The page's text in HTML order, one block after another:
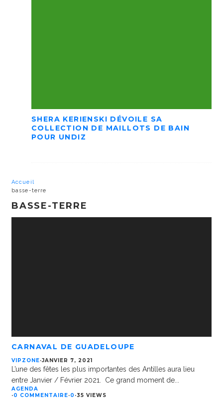
SHERA KERIENSKI DÉVOILE SA
COLLECTION DE MAILLOTS DE BAIN
POUR UNDIZ
Accueil
basse-terre
BASSE-TERRE
CARNAVAL DE GUADELOUPE
VIPZONE·JANVIER 7, 2021
L’une des fêtes les plus importantes des Antilles aura lieu
entre Janvier / Février 2021. Ce grand moment de
AGENDA
·0 COMMENTAIRE·0 ·35 VIEWS